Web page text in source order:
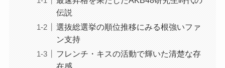
伝説
選抜総選挙の順位推移にみる根強いファ
ン支持
フレンチ・キスの活動で輝いた清楚な存
在感